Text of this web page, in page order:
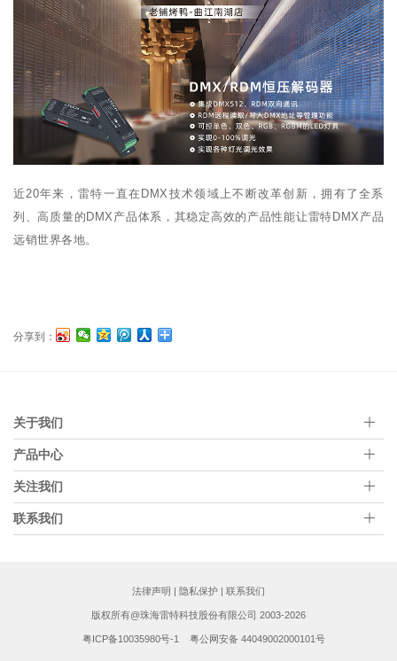
近20年来，雷特一直在DMX技术领域上不断改革创新，拥有了全系
列、高质量的DMX产品体系，其稳定高效的产品性能让雷特DMX产品
远销世界各地。
分享到：
关于我们
产品中心
关注我们
联系我们
法律声明 | 隐私保护 | 联系我们
版权所有@珠海雷特科技股份有限公司 2003-2026
粤ICP备10035980号-1 粤公网安备 44049002000101号